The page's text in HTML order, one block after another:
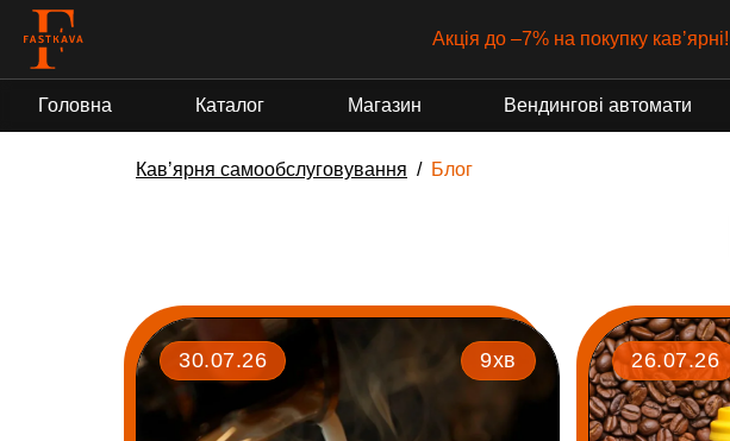
Акція до –7% на покупку кавʼярні!
Головна Каталог Магазин Вендингові автомати
Кавʼярня самообслуговування Блог
30.07.26 9хв 26.07.26